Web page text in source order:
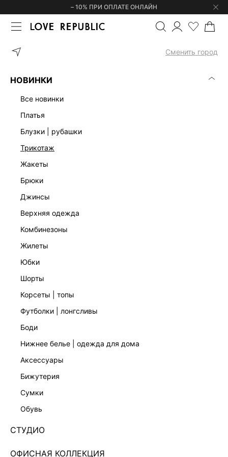
– 10% ПРИ ОПЛАТЕ ОНЛАЙН
Сменить город
НОВИНКИ
все новинки
платья
блузки | рубашки
трикотаж
жакеты
брюки
джинсы
верхняя одежда
комбинезоны
жилеты
юбки
шорты
корсеты | топы
футболки | лонгсливы
боди
нижнее белье | одежда для дома
аксессуары
бижутерия
сумки
обувь
СТУДИО
ОФИСНАЯ КОЛЛЕКЦИЯ
ГЛАВНАЯ БЛУЗКА С
170